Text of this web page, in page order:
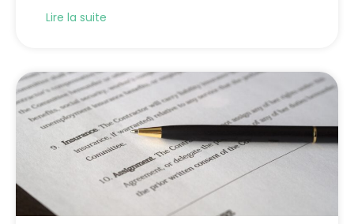
Lire la suite